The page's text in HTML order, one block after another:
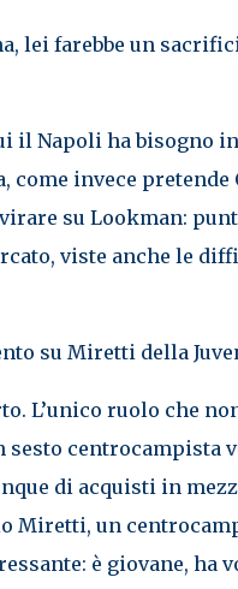
lei farebbe un
il Napoli ha bisogno
invece pretende
su Lookman:
viste anche le
su Miretti della
L’unico ruolo che
centrocampista
di acquisti in
Miretti, un
è giovane, ha